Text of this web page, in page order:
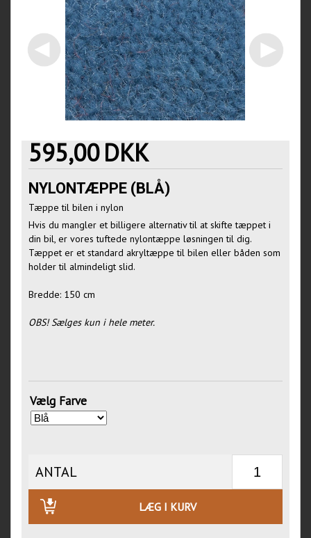
595,00DKK
NYLONTÆPPE (BLÅ)
Tæppe til bilen i nylon
Hvis du mangler et billigere alternativ til at skifte tæppet i
din bil, er vores tuftede nylontæppe løsningen til dig.
Tæppet er et standard akryltæppe til bilen eller båden som
holder til almindeligt slid.
Bredde: 150 cm
OBS! Sælges kun i hele meter.
Vælg Farve
ANTAL
LÆG I KURV